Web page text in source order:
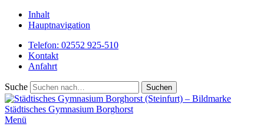
Inhalt
Hauptnavigation
Telefon: 02552 925-510
Kontakt
Anfahrt
Suche
Städtisches Gymnasium Borghorst
Menü